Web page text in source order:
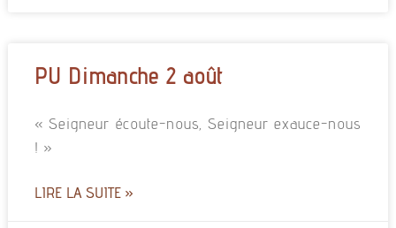
PU Dimanche 2 août
« Seigneur écoute-nous, Seigneur exauce-nous
! »
LIRE LA SUITE »